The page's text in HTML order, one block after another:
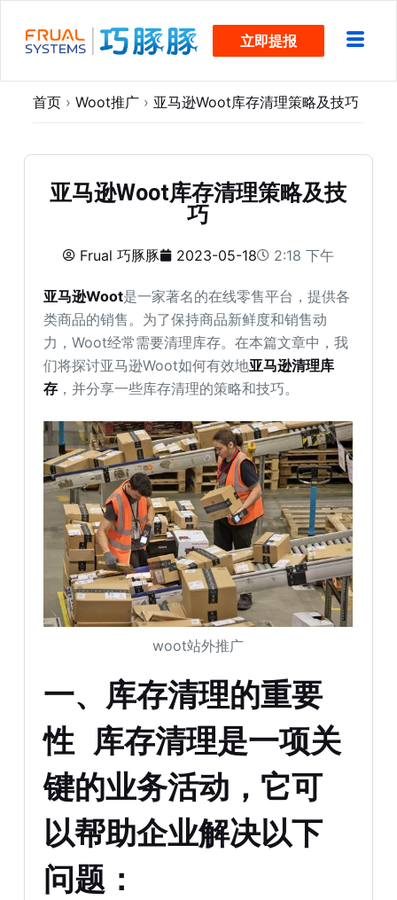
过
立即提报
首页 › Woot推广 › 亚马逊Woot库存清理策略及技巧
亚马逊Woot库存清理策略及技
巧
Frual 巧豚豚 2023-05-18 2:18 下午
亚马逊Woot是一家著名的在线零售平台，提供各
类商品的销售。为了保持商品新鲜度和销售动
力，Woot经常需要清理库存。在本篇文章中，我
们将探讨亚马逊Woot如何有效地亚马逊清理库
存 ，并分享一些库存清理的策略和技巧。
woot站外推广
一、 库存清理的重要
性 库存清理是一项关
键的业务活动，它可
以帮助企业解决以下
问题：